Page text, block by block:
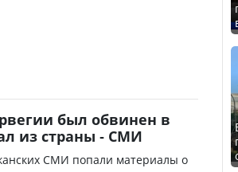
был обвинен в
из страны - СМИ
СМИ попали материалы о